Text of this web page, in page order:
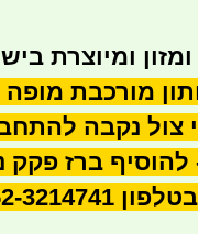
ומיוצרת
מורכבת
צול נקבה
לייצר הברגה גם 4\3 - להוסיף
כל דרישה - ניתן להתייעץ בטלפון